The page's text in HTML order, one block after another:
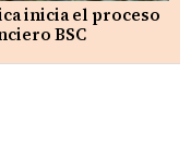
inicia el proceso
BSC